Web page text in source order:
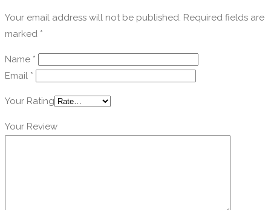
Your email address will not be published. Required fields are
marked *
Name *
Email *
Your Rating
Your Review